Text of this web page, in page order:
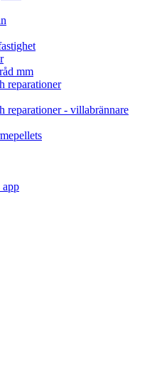
mm
reparationer
reparationer - villabrännare